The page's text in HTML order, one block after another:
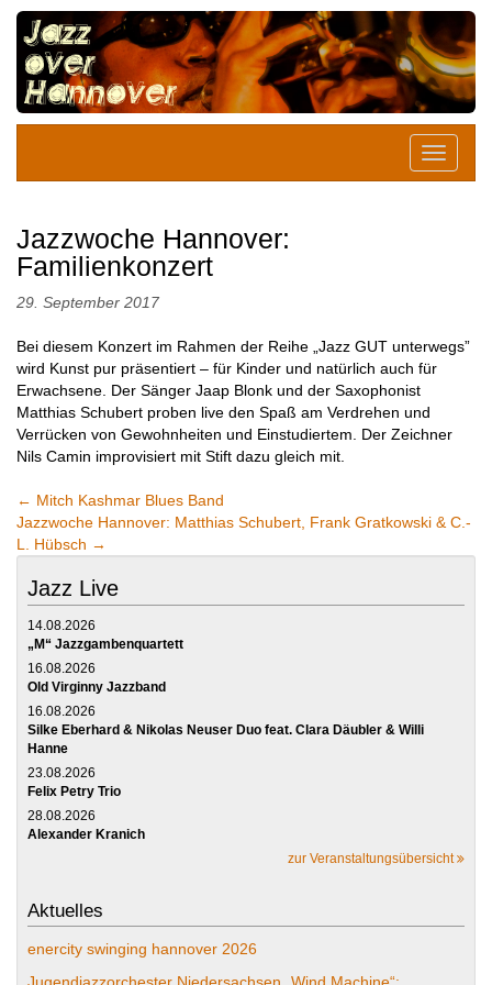
Jazzwoche Hannover:
Familienkonzert
29. September 2017
Bei diesem Konzert im Rahmen der Reihe „Jazz GUT unterwegs”
wird Kunst pur präsentiert – für Kinder und natürlich auch für
Erwachsene. Der Sänger Jaap Blonk und der Saxophonist
Matthias Schubert proben live den Spaß am Verdrehen und
Verrücken von Gewohnheiten und Einstudiertem. Der Zeichner
Nils Camin improvisiert mit Stift dazu gleich mit.
← Mitch Kashmar Blues Band
Jazzwoche Hannover: Matthias Schubert, Frank Gratkowski & C.-
L. Hübsch →
Jazz Live
14.08.2026
„M“ Jazzgambenquartett
16.08.2026
Old Virginny Jazzband
16.08.2026
Silke Eberhard & Nikolas Neuser Duo feat. Clara Däubler & Willi
Hanne
23.08.2026
Felix Petry Trio
28.08.2026
Alexander Kranich
zur Veranstaltungsübersicht
Aktuelles
enercity swinging hannover 2026
Jugendjazzorchester Niedersachsen „Wind Machine“: